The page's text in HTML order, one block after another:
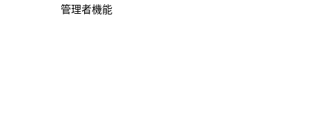
管理者機能